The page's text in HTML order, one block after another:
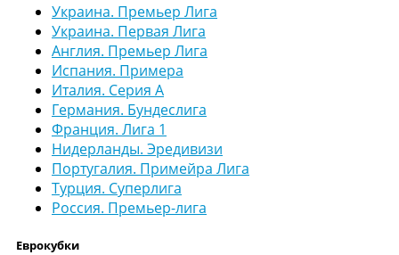
Украина. Премьер Лига
Украина. Первая Лига
Англия. Премьер Лига
Испания. Примера
Италия. Серия А
Германия. Бундеслига
Франция. Лига 1
Нидерланды. Эредивизи
Португалия. Примейра Лига
Турция. Суперлига
Россия. Премьер-лига
Еврокубки